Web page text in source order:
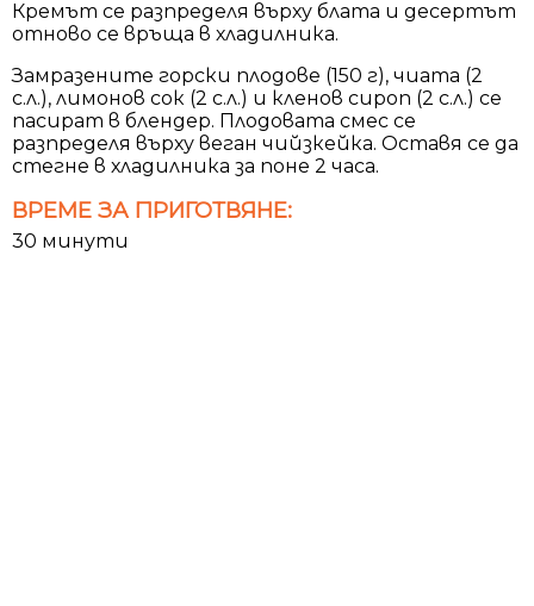
Кремът се разпределя върху блата и десертът
отново се връща в хладилника.
Замразените горски плодове (150 г), чиата (2
с.л.), лимонов сок (2 с.л.) и кленов сироп (2 с.л.) се
пасират в блендер. Плодовата смес се
разпределя върху веган чийзкейка. Оставя се да
стегне в хладилника за поне 2 часа.
ВРЕМЕ ЗА ПРИГОТВЯНЕ:
30 минути